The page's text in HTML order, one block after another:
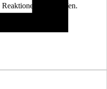
hervorrufen.